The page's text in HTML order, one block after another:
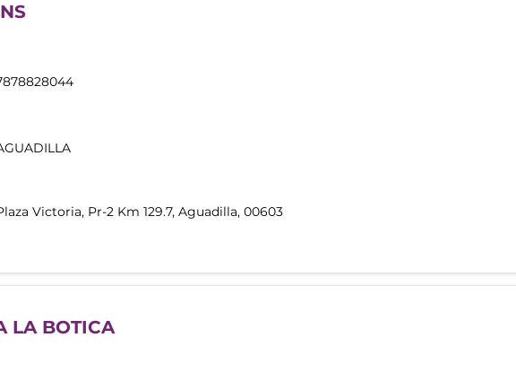
Victoria, Pr-2 Km 129.7, Aguadilla, 00603
LA BOTICA